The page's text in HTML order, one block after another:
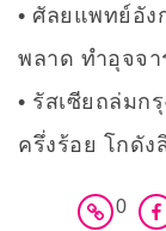
ศัลยแพทย์อัง
พลาด ทำอุจจา
รัสเซียถล่มก
ครึ่งร้อย โกดัง
0